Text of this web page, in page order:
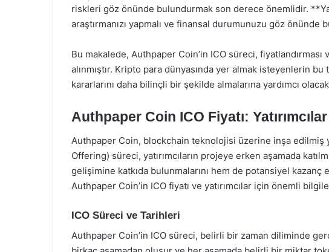
riskleri göz önünde bulundurmak son derece önemlidir.
araştırmanızı yapmalı ve finansal durumunuzu göz önünde
Bu makalede, Authpaper Coin’in ICO süreci, fiyatlandırması
alınmıştır. Kripto para dünyasında yer almak isteyenlerin
kararlarını daha bilinçli bir şekilde almalarına yardımcı
Authpaper Coin ICO Fiyatı:
Authpaper Coin, blockchain teknolojisi üzerine inşa edilmiş
Offering) süreci, yatırımcıların projeye erken aşamada
gelişimine katkıda bulunmalarını hem de potansiyel kazanç
Authpaper Coin’in ICO fiyatı ve yatırımcılar için önemli
ICO Süreci ve Tarihleri
Authpaper Coin’in ICO süreci, belirli bir zaman diliminde